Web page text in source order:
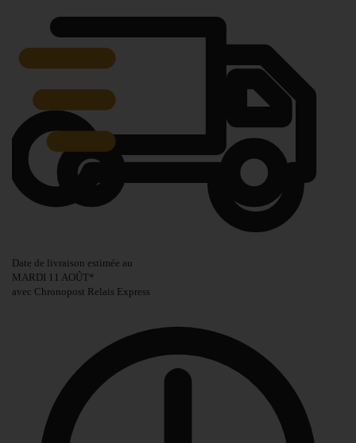
Date de livraison estimée au
MARDI 11 AOÛT*
avec Chronopost Relais Express